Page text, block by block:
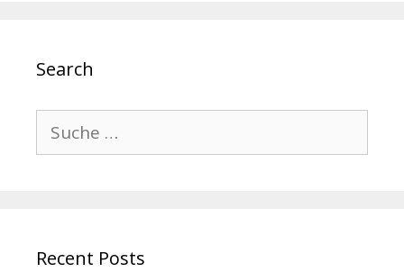
Search
nach:
Recent Posts